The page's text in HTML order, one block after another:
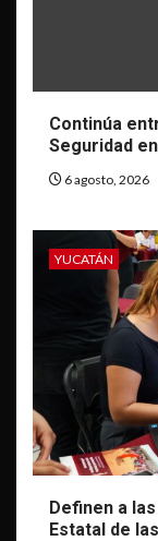
Continúa
Seguridad
6 agosto, 2026
YUCATÁN
Definen a
Estatal de